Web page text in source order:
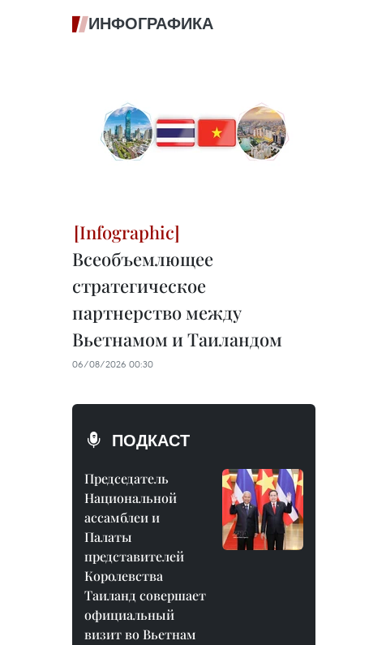
ИНФОГРАФИКА
Всеобъемлющее
стратегическое
партнерство между
Вьетнамом и Таиландом
06/08/2026 00:30
ПОДКАСТ
Председатель
Национальной
ассамблеи и
Палаты
представителей
Королевства
Таиланд совершает
официальный
визит во Вьетнам